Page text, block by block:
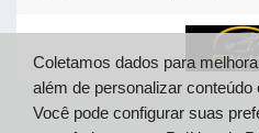
Coletamos dados para
além de personalizar conteúdo
Você pode configurar suas